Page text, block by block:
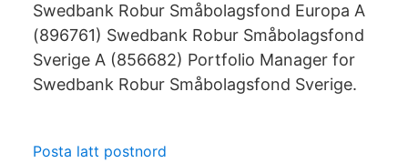
Swedbank Robur Småbolagsfond Europa A
(896761) Swedbank Robur Småbolagsfond
Sverige A (856682) Portfolio Manager for
Swedbank Robur Småbolagsfond Sverige.
Posta latt postnord